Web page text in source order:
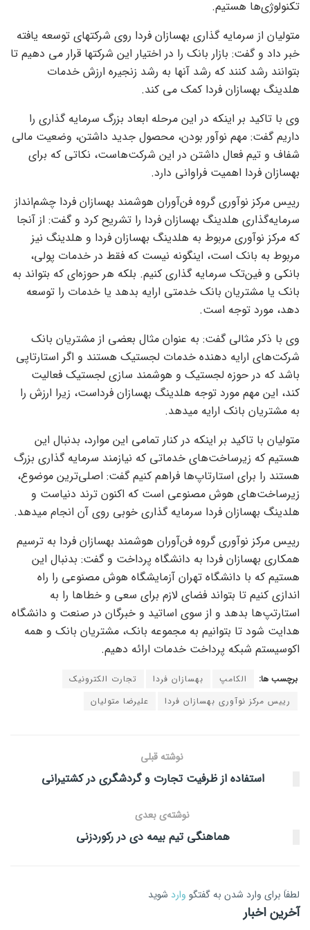
تکنولوژی‌ها هستیم.
متولیان از سرمایه گذاری بهسازان فردا روی شرکتهای توسعه یافته
خبر داد و گفت: بازار بانک را در اختیار این شرکتها قرار می دهیم تا
بتوانند رشد کنند که رشد آنها به رشد زنجیره ارزش خدمات
هلدینگ بهسازان فردا کمک می کند.
وی با تاکید بر اینکه در این مرحله ابعاد بزرگ سرمایه گذاری را
داریم گفت: مهم نوآور بودن، محصول جدید داشتن، وضعیت مالی
شفاف و تیم فعال داشتن در این شرکت‌هاست، نکاتی که برای
بهسازان فردا اهمیت فراوانی دارد.
رییس مرکز نوآوری گروه فن‌آوران هوشمند بهسازان فردا چشم‌انداز
سرمایه‌گذاری هلدینگ بهسازان فردا را تشریح کرد و گفت: از آنجا
که مرکز نوآوری مربوط به هلدینگ بهسازان فردا و هلدینگ نیز
مربوط به بانک است، اینگونه نیست که فقط در خدمات پولی،
بانکی و فین‌تک سرمایه گذاری کنیم. بلکه هر حوزه‌ای که بتواند به
بانک یا مشتریان بانک خدمتی ارایه بدهد یا خدمات را توسعه
دهد، مورد توجه است.
وی با ذکر مثالی گفت: به عنوان مثال بعضی از مشتریان بانک
شرکت‌های ارایه دهنده خدمات لجستیک هستند و اگر استارتاپی
باشد که در حوزه لجستیک و هوشمند سازی لجستیک فعالیت
کند، این مهم مورد توجه هلدینگ بهسازان فرداست، زیرا ارزش را
به مشتریان بانک ارایه میدهد.
متولیان با تاکید بر اینکه در کنار تمامی این موارد، بدنبال این
هستیم که زیرساخت‌های خدماتی که نیازمند سرمایه گذاری بزرگ
هستند را برای استارتاپ‌ها فراهم کنیم گفت: اصلی‌ترین موضوع،
زیرساخت‌های هوش مصنوعی است که اکنون ترند دنیاست و
هلدینگ بهسازان فردا سرمایه گذاری خوبی روی آن انجام میدهد.
رییس مرکز نوآوری گروه فن‌آوران هوشمند بهسازان فردا به ترسیم
همکاری بهسازان فردا به دانشگاه پرداخت و گفت: بدنبال این
هستیم که با دانشگاه تهران آزمایشگاه هوش مصنوعی را راه
اندازی کنیم تا بتواند فضای لازم برای سعی و خطا‌ها را به
استارتپ‌ها بدهد و از سوی اساتید و خبرگان در صنعت و دانشگاه
هدایت شود تا بتوانیم به مجموعه بانک، مشتریان بانک و همه
اکوسیستم شبکه پرداخت خدمات ارائه دهیم.
برچسب ها: الکامپ بهسازان فردا
تجارت الکترونیک
رییس مرکز نوآوری بهسازان فردا
علیرضا متولیان
نوشته قبلی
استفاده از ظرفیت تجارت و گردشگری در کشتیرانی
نوشته‌ی بعدی
هماهنگی تیم بیمه دی در رکوردزنی
لطفاَ برای وارد شدن به گفتگو وارد شوید
آخرین اخبار